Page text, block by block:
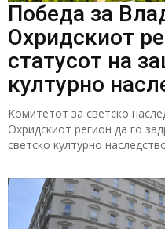
Победа за
Охридскиот
статусот на
културно
Комитетот за светско
Охридскиот регион да го
светско културно